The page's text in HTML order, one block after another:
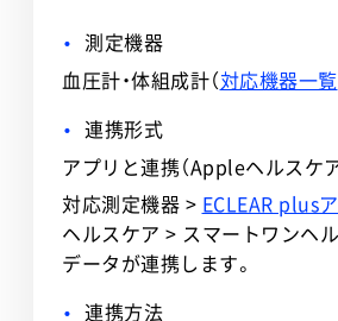
測定機器
血圧計・体組成計（ 対応機器一覧
連携形式
アプリと連携（Appleヘルスケア
対応測定機器 > ECLEAR plus
ヘルスケア > スマートワンヘ
データが連携します。
連携方法